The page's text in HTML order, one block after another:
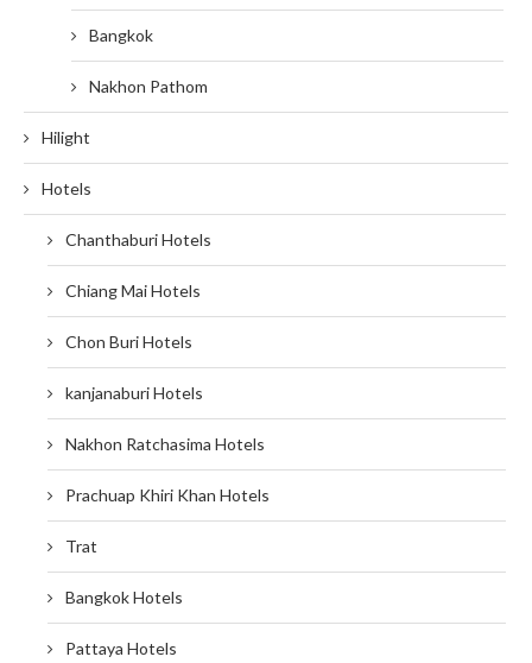
Bangkok
Nakhon Pathom
Hilight
Hotels
Chanthaburi Hotels
Chiang Mai Hotels
Chon Buri Hotels
kanjanaburi Hotels
Nakhon Ratchasima Hotels
Prachuap Khiri Khan Hotels
Trat
Bangkok Hotels
Pattaya Hotels